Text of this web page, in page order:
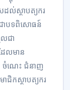
ដល់ស្ថាបត្យករ
ជាបទពិសោធន៍
លជា
ែលមាន
ចំណេះ ជំនាញ
ាជិកស្ថាបត្យករ